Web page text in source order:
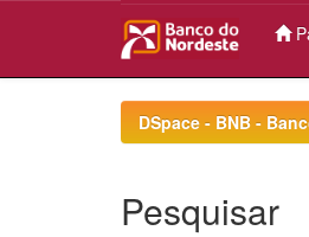
DSpace - BNB -
Pesquisar